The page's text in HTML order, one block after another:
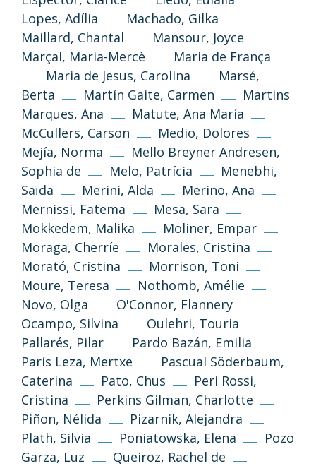
Lopes, Adília
Machado, Gilka
Maillard, Chantal
Mansour, Joyce
Marçal, Maria-Mercè
Maria de França
Maria de Jesus, Carolina
Marsé,
Berta
Martín Gaite, Carmen
Martins
Marques, Ana
Matute, Ana María
McCullers, Carson
Medio, Dolores
Mejía, Norma
Mello Breyner Andresen,
Sophia de
Melo, Patrícia
Menebhi,
Saïda
Merini, Alda
Merino, Ana
Mernissi, Fatema
Mesa, Sara
Mokkedem, Malika
Moliner, Empar
Moraga, Cherríe
Morales, Cristina
Morató, Cristina
Morrison, Toni
Moure, Teresa
Nothomb, Amélie
Novo, Olga
O'Connor, Flannery
Ocampo, Silvina
Oulehri, Touria
Pallarés, Pilar
Pardo Bazán, Emilia
París Leza, Mertxe
Pascual Söderbaum,
Caterina
Pato, Chus
Peri Rossi,
Cristina
Perkins Gilman, Charlotte
Piñon, Nélida
Pizarnik, Alejandra
Plath, Silvia
Poniatowska, Elena
Pozo
Garza, Luz
Queiroz, Rachel de
(CC-BY-NC-SA 3.0)
Tornar a dalt
Si no s’indica altra cosa, els textos i imatges
d’aquest web es publiquen sota llicència
Creative Commons 3.0 de Reconeixement-
NoComercial-CompartirIgual (cc-by-nc-sa
3.0)
Informació i normes